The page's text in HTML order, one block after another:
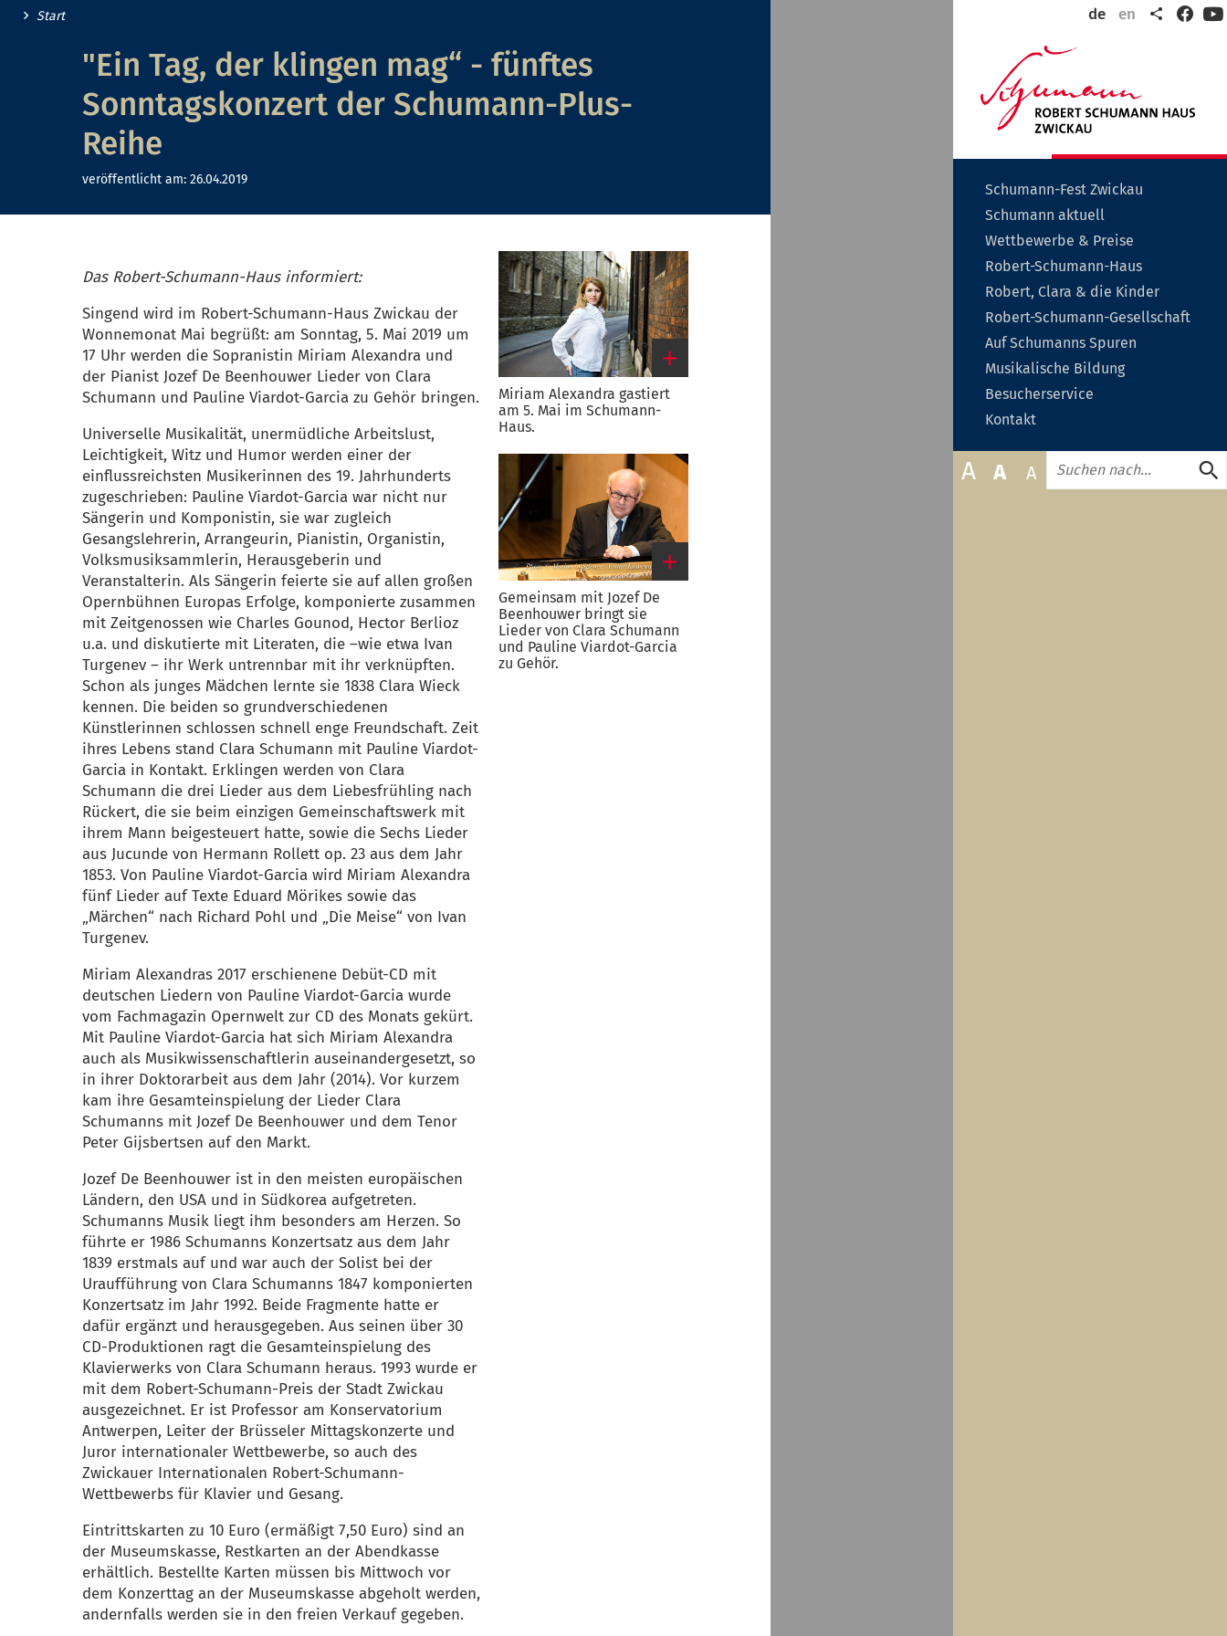
de en Teilen
Schumann-Fest Zwickau
Schumann aktuell
oder
zuklappen
Wettbewerbe & Preise
oder
zuklappen
Robert-Schumann-Haus
oder
zuklappen
Robert, Clara & die Kinder
oder
Robert-Schumann-Gesellschaft
Auf Schumanns Spuren
Musikalische Bildung
Besucherservice
Kontakt
A A A
Start
"Ein Tag, der klingen mag“ - fünftes
Sonntagskonzert der Schumann-Plus-
Reihe
veröffentlicht am: 26.04.2019
Das Robert-Schumann-Haus informiert:
Singend wird im Robert-Schumann-Haus Zwickau der
Wonnemonat Mai begrüßt: am Sonntag, 5. Mai 2019 um
17 Uhr werden die Sopranistin Miriam Alexandra und
der Pianist Jozef De Beenhouwer Lieder von Clara
Schumann und Pauline Viardot-Garcia zu Gehör bringen.
Universelle Musikalität, unermüdliche Arbeitslust,
Leichtigkeit, Witz und Humor werden einer der
einflussreichsten Musikerinnen des 19. Jahrhunderts
zugeschrieben: Pauline Viardot-Garcia war nicht nur
Sängerin und Komponistin, sie war zugleich
Gesangslehrerin, Arrangeurin, Pianistin, Organistin,
Volksmusiksammlerin, Herausgeberin und
Veranstalterin. Als Sängerin feierte sie auf allen großen
Opernbühnen Europas Erfolge, komponierte zusammen
mit Zeitgenossen wie Charles Gounod, Hector Berlioz
u.a. und diskutierte mit Literaten, die –wie etwa Ivan
Turgenev – ihr Werk untrennbar mit ihr verknüpften.
Schon als junges Mädchen lernte sie 1838 Clara Wieck
kennen. Die beiden so grundverschiedenen
Künstlerinnen schlossen schnell enge Freundschaft. Zeit
ihres Lebens stand Clara Schumann mit Pauline Viardot-
Garcia in Kontakt. Erklingen werden von Clara
Schumann die drei Lieder aus dem Liebesfrühling nach
Rückert, die sie beim einzigen Gemeinschaftswerk mit
ihrem Mann beigesteuert hatte, sowie die Sechs Lieder
aus Jucunde von Hermann Rollett op. 23 aus dem Jahr
1853. Von Pauline Viardot-Garcia wird Miriam Alexandra
fünf Lieder auf Texte Eduard Mörikes sowie das
„Märchen“ nach Richard Pohl und „Die Meise“ von Ivan
Turgenev.
Miriam Alexandras 2017 erschienene Debüt-CD mit
deutschen Liedern von Pauline Viardot-Garcia wurde
vom Fachmagazin Opernwelt zur CD des Monats gekürt.
Mit Pauline Viardot-Garcia hat sich Miriam Alexandra
auch als Musikwissenschaftlerin auseinandergesetzt, so
in ihrer Doktorarbeit aus dem Jahr (2014). Vor kurzem
kam ihre Gesamteinspielung der Lieder Clara
Schumanns mit Jozef De Beenhouwer und dem Tenor
Peter Gijsbertsen auf den Markt.
Jozef De Beenhouwer ist in den meisten europäischen
Ländern, den USA und in Südkorea aufgetreten.
Schumanns Musik liegt ihm besonders am Herzen. So
führte er 1986 Schumanns Konzertsatz aus dem Jahr
1839 erstmals auf und war auch der Solist bei der
Uraufführung von Clara Schumanns 1847 komponierten
Konzertsatz im Jahr 1992. Beide Fragmente hatte er
dafür ergänzt und herausgegeben. Aus seinen über 30
CD-Produktionen ragt die Gesamteinspielung des
Klavierwerks von Clara Schumann heraus. 1993 wurde er
mit dem Robert-Schumann-Preis der Stadt Zwickau
ausgezeichnet. Er ist Professor am Konservatorium
Antwerpen, Leiter der Brüsseler Mittagskonzerte und
Juror internationaler Wettbewerbe, so auch des
Zwickauer Internationalen Robert-Schumann-
Wettbewerbs für Klavier und Gesang.
Eintrittskarten zu 10 Euro (ermäßigt 7,50 Euro) sind an
der Museumskasse, Restkarten an der Abendkasse
erhältlich. Bestellte Karten müssen bis Mittwoch vor
dem Konzerttag an der Museumskasse abgeholt werden,
andernfalls werden sie in den freien Verkauf gegeben.
Miriam Alexandra gastiert
am 5. Mai im Schumann-
Haus.
großen
Bild
Gemeinsam mit Jozef De
Beenhouwer bringt sie
Lieder von Clara Schumann
und Pauline Viardot-Garcia
zu Gehör.